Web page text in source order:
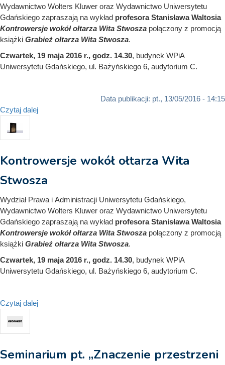
Wydawnictwo Wolters Kluwer oraz Wydawnictwo Uniwersytetu
Gdańskiego zapraszają na wykład profesora Stanisława Waltosia
Kontrowersje wokół ołtarza Wita Stwosza połączony z promocją
książki Grabież ołtarza Wita Stwosza.
Czwartek, 19 maja 2016 r., godz. 14.30, budynek WPiA
Uniwersytetu Gdańskiego, ul. Bażyńskiego 6, audytorium C.
Data publikacji: pt., 13/05/2016 - 14:15
Czytaj dalej
Kontrowersje wokół ołtarza Wita
Stwosza
Wydział Prawa i Administracji Uniwersytetu Gdańskiego,
Wydawnictwo Wolters Kluwer oraz Wydawnictwo Uniwersytetu
Gdańskiego zapraszają na wykład profesora Stanisława Waltosia
Kontrowersje wokół ołtarza Wita Stwosza połączony z promocją
książki Grabież ołtarza Wita Stwosza.
Czwartek, 19 maja 2016 r., godz. 14.30, budynek WPiA
Uniwersytetu Gdańskiego, ul. Bażyńskiego 6, audytorium C.
Czytaj dalej
Seminarium pt. „Znaczenie przestrzeni